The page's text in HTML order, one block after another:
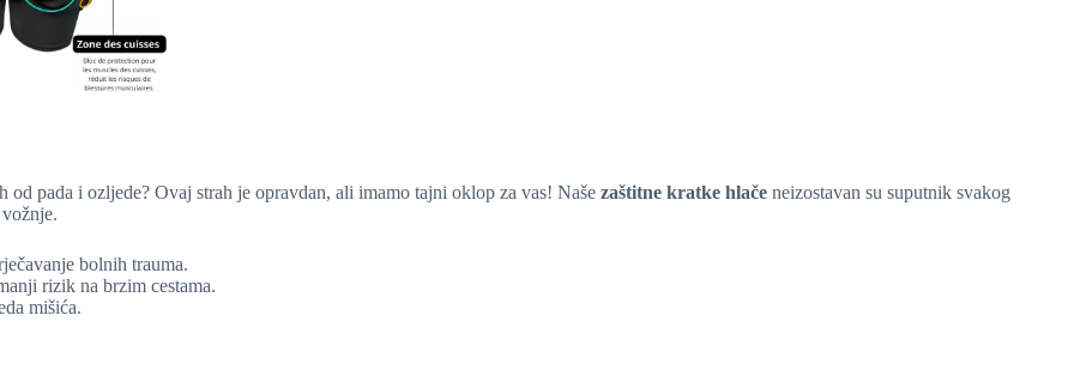
pada i ozljede? Ovaj strah je opravdan, ali imamo tajni oklop za vas! Naše zaštitne kratke hlače neizostavan su suputnik svakog
bolnih trauma.
rizik na brzim cestama.
mišića.